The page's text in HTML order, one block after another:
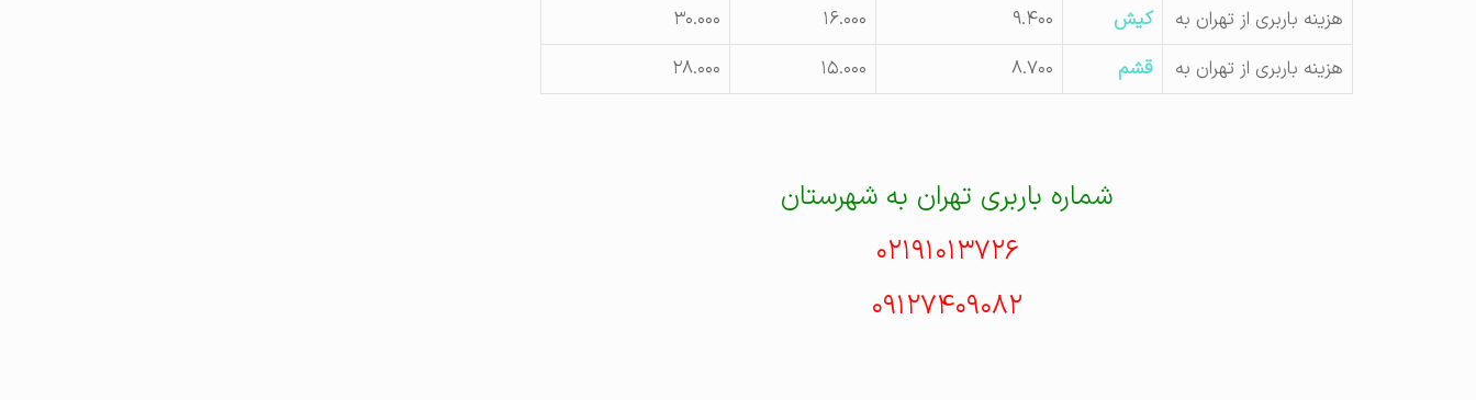
هزینه باربری از تهران به
کیش ۹.۴۰۰ ۱۶.۰۰۰
۳۰.۰۰۰
هزینه باربری از تهران به
قشم ۸.۷۰۰ ۱۵.۰۰۰ ۲۸.۰۰۰
شماره باربری تهران به شهرستان
۰۲۱۹۱۰۱۳۷۲۶
۰۹۱۲۷۴۰۹۰۸۲